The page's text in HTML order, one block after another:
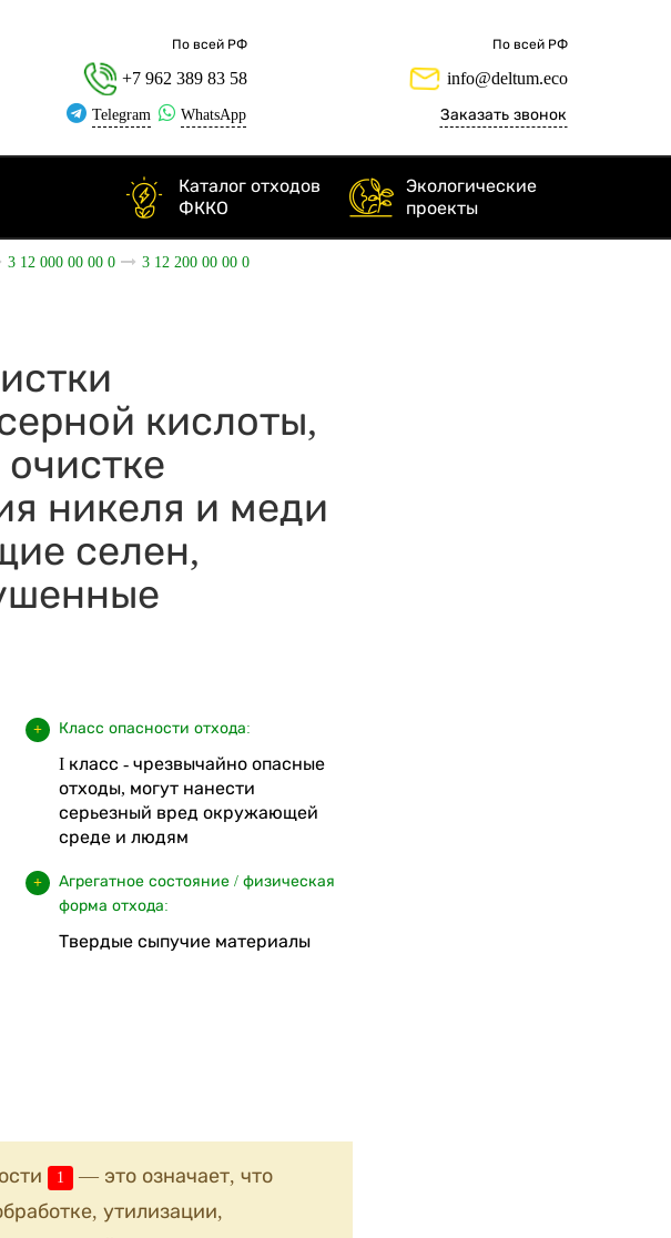
По всей РФ
+7 962 389 83 58
Telegram WhatsApp
По всей РФ
info@deltum.eco
Заказать звонок
Каталог отходов
ФККО
Экологические
проекты
3 12 000 00 00 0
3 12 200 00 00 0
кислоты,
никеля и меди
селен,
Класс опасности отхода:
I класс - чрезвычайно опасные
отходы, могут нанести
серьезный вред окружающей
среде и людям
Агрегатное состояние / физическая
форма отхода:
Твердые сыпучие материалы
1
— это означает, что
утилизации,